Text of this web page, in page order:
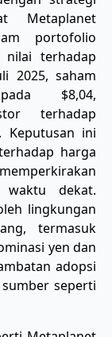
Metaplanet
portofolio
nilai terhadap
2025, saham
$8,04,
terhadap
Keputusan ini
harga
waktu dekat.
lingkungan
termasuk
yen dan
adopsi
seperti